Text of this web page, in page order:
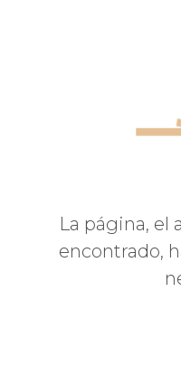
La página, el
encontrado,